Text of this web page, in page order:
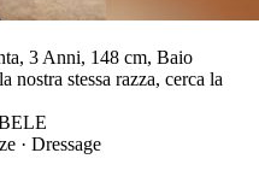
3 Anni, 148 cm, Baio
nostra stessa razza, cerca la
· Dressage